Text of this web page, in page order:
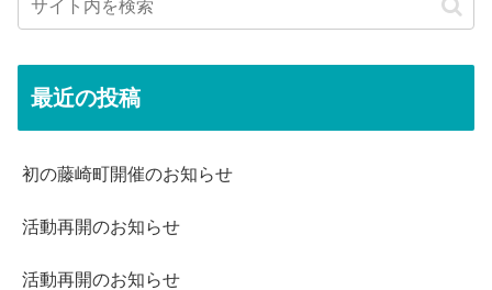
最近の投稿
初の藤崎町開催のお知らせ
活動再開のお知らせ
活動再開のお知らせ